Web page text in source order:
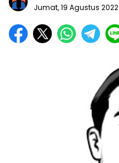
Jumat, 19 Agustus 2022